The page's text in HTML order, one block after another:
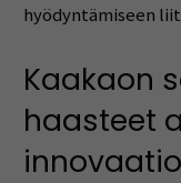
hyödyntämiseen
Kaakaon
haasteet